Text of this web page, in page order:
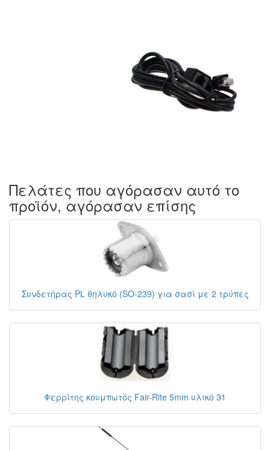
Πελάτες που αγόρασαν αυτό το
προϊόν, αγόρασαν επίσης
Συνδετήρας PL θηλυκό (SO-239) για σασί με 2 τρύπες
Φερρίτης κουμπωτός Fair-Rite 5mm υλικό 31